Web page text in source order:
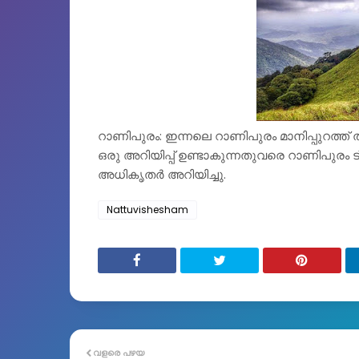
റാണിപുരം: ഇന്നലെ റാണിപുരം
ഒരു അറിയിപ്പ് ഉണ്ടാകുന്നതുവരെ റാണിപുരം
അധികൃതർ അറിയിച്ചു.
Nattuvishesham
വളരെ പഴയ